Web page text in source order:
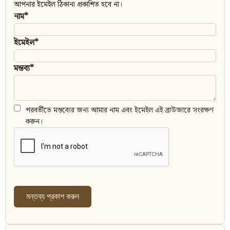
আপনার ইমেইল ঠিকানা প্রকাশিত হবে না।
নাম*
ইমেইল*
মন্তব্য*
পরবর্তীতে মন্তব্যের জন্য আমার নাম এবং ইমেইল এই ব্রাউজারে সংরক্ষণ
করুন।